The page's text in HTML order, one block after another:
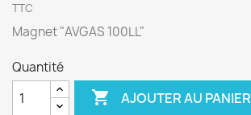
TTC
Magnet "AVGAS 100LL"
Quantité
 AJOUTER AU PANIER